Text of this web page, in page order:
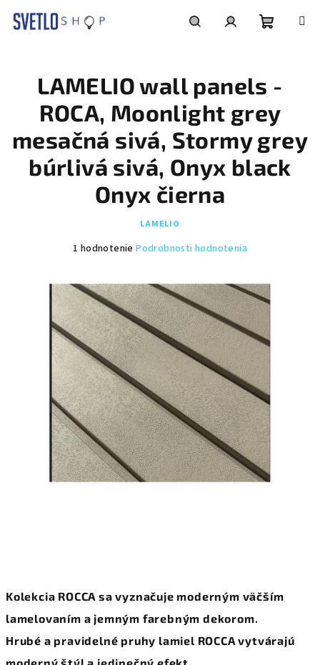
košík
Kolekcia ROCCA sa vyznačuje moderným väčším
lamelovaním a jemným farebným dekorom.
Hrubé a pravidelné pruhy lamiel ROCCA vytvárajú
LAMELIO wall panels -
ROCA, Moonlight grey
mesačná sivá, Stormy grey
búrlivá sivá, Onyx black
Onyx čierna
LAMELIO
Priemerné
je
5,0
z
5
hviezdičiek.
1 hodnotenie Podrobnosti hodnotenia